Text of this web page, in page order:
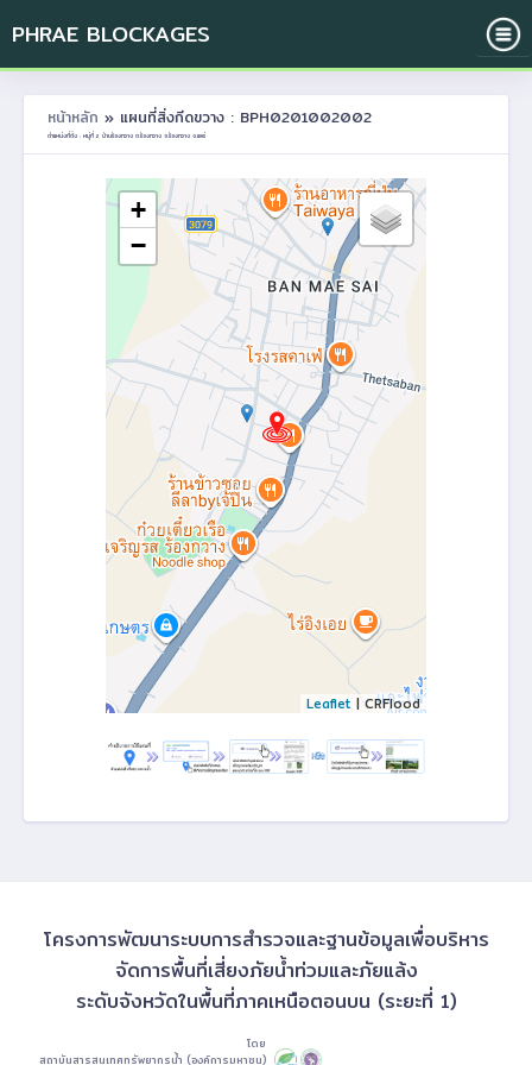
PHRAE BLOCKAGES
หน้าหลัก » แผนที่สิ่งกีดขวาง : BPH0201002002
ตำแหน่งที่ตั้ง : หมู่ที่ 2 บ้านร้องกวาง ต.ร้องกวาง อ.ร้องกวาง จ.แพร่
+
−
Leaflet | CRFlood
โครงการพัฒนาระบบการสำรวจและฐานข้อมูลเพื่อบริหาร
จัดการพื้นที่เสี่ยงภัยน้ำท่วมและภัยแล้ง
ระดับจังหวัดในพื้นที่ภาคเหนือตอนบน (ระยะที่ 1)
โดย
สถาบันสารสนเทศทรัพยากรน้ำ (องค์การมหาชน)